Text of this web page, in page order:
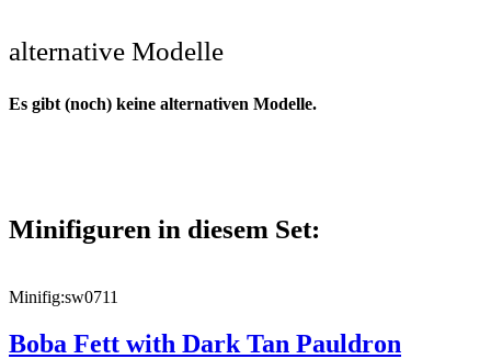
alternative Modelle
Es gibt (noch) keine alternativen Modelle.
Minifiguren in diesem Set:
Minifig:sw0711
Boba Fett with Dark Tan Pauldron